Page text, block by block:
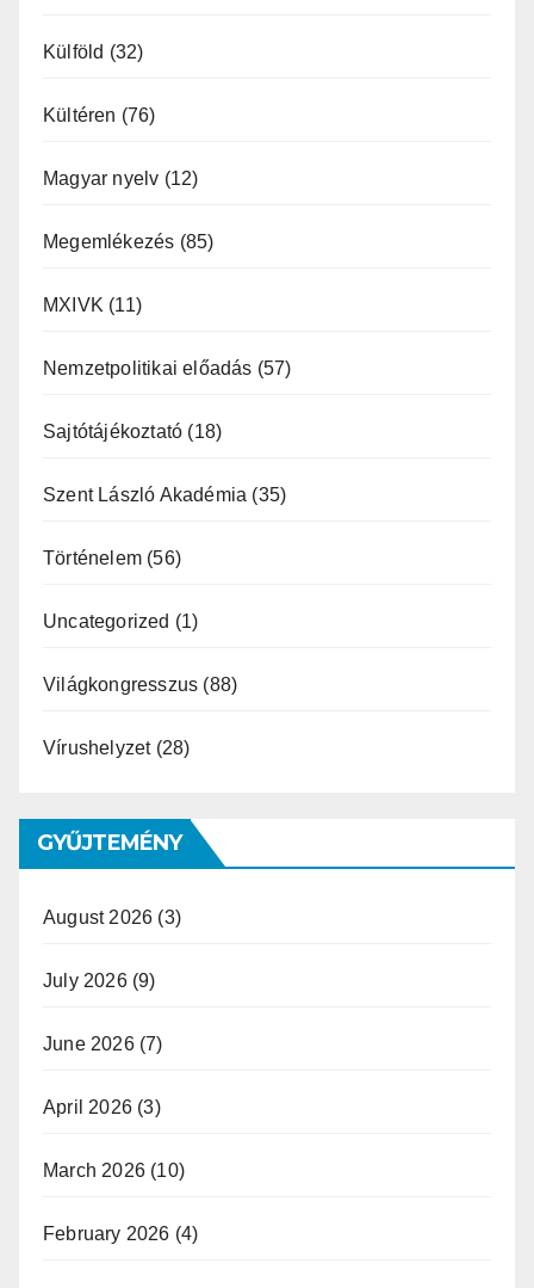
Külföld (32)
Kültéren (76)
Magyar nyelv (12)
Megemlékezés (85)
MXIVK (11)
Nemzetpolitikai előadás (57)
Sajtótájékoztató (18)
Szent László Akadémia (35)
Történelem (56)
Uncategorized (1)
Világkongresszus (88)
Vírushelyzet(28)
GYŰJTEMÉNY
August 2026 (3)
July 2026(9)
June 2026(7)
April 2026 (3)
March 2026 (10)
February 2026 (4)